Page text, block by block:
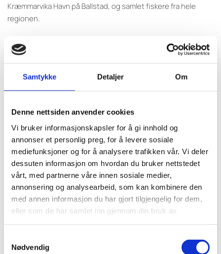
Samtykke Detaljer Om
Denne nettsiden anvender cookies
Vi bruker informasjonskapsler for å gi innhold og
annonser et personlig preg, for å levere sosiale
mediefunksjoner og for å analysere trafikken vår. Vi deler
dessuten informasjon om hvordan du bruker nettstedet
vårt, med partnerne våre innen sosiale medier,
annonsering og analysearbeid, som kan kombinere den
med annen informasjon du har gjort tilgjengelig for dem,
eller som de har samlet inn gjennom din bruk av
Nødvendig
Kræmmarvika Havn på Ballstad, og samlet fiskere fra hele
regionen.
Møtet bød på både faglige innlegg og gode samtaler. Brita
Rasmussen fra Norges Råfisklag orienterte om markeds- og
prissituasjonen for året som har gått, samt utsiktene
framover. I tillegg ga Pia Jonsson fra Fiskeridirektoratet en
Det ble gode og engasjerte diskusjoner rundt temaene som
ble presentert. Vi vil takke alle som møtte opp og bidro til et
vellykket fiskermøte i Lofoten, samt Kræmmarvika Havn for
god bevertning. Vi vil også rette en spesiell takk til Fiske og
Fangst-linja på Vest-Lofoten VGS for deltakelsen!